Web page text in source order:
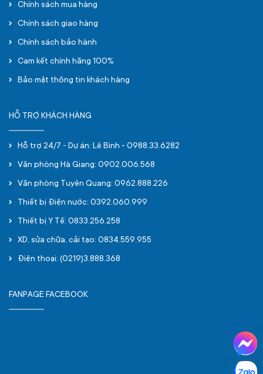
Chính sách mua hàng
Chính sách giao hàng
Chính sách bảo hành
Cam kết chính hãng 100%
Bảo mật thông tin khách hàng
HỖ TRỢ KHÁCH HÀNG
Hỗ trợ 24/7 - Dự án: Lê Bình - 0988.33.6282
Văn phòng Hà Giang: 0902.006.568
Văn phòng Tuyên Quang: 0962.888.226
Thiết bị Điện nước: 0392.060.999
Thiết bị Y Tế: 0833.256.258
XD, sửa chữa, cải tạo: 0834.559.955
Điện thoại: (0219)3.888.368
FANPAGE FACEBOOK